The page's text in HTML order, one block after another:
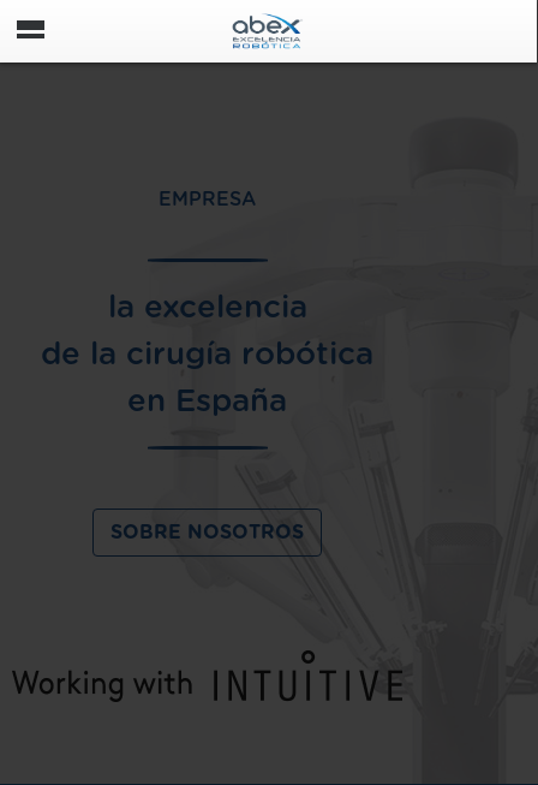
EMPRESA
la excelencia
de la cirugía robótica
en España
SOBRE NOSOTROS